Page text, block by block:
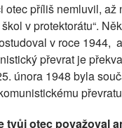
otec příliš nemluvil,
v protektorátu“.
v roce 1944,
převrat je
února 1948 byla
tvůj otec považoval